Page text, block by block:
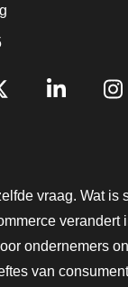
vraag. Wat is
verandert
ondernemers
van